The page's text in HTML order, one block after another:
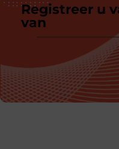
Registreer u
van
ons